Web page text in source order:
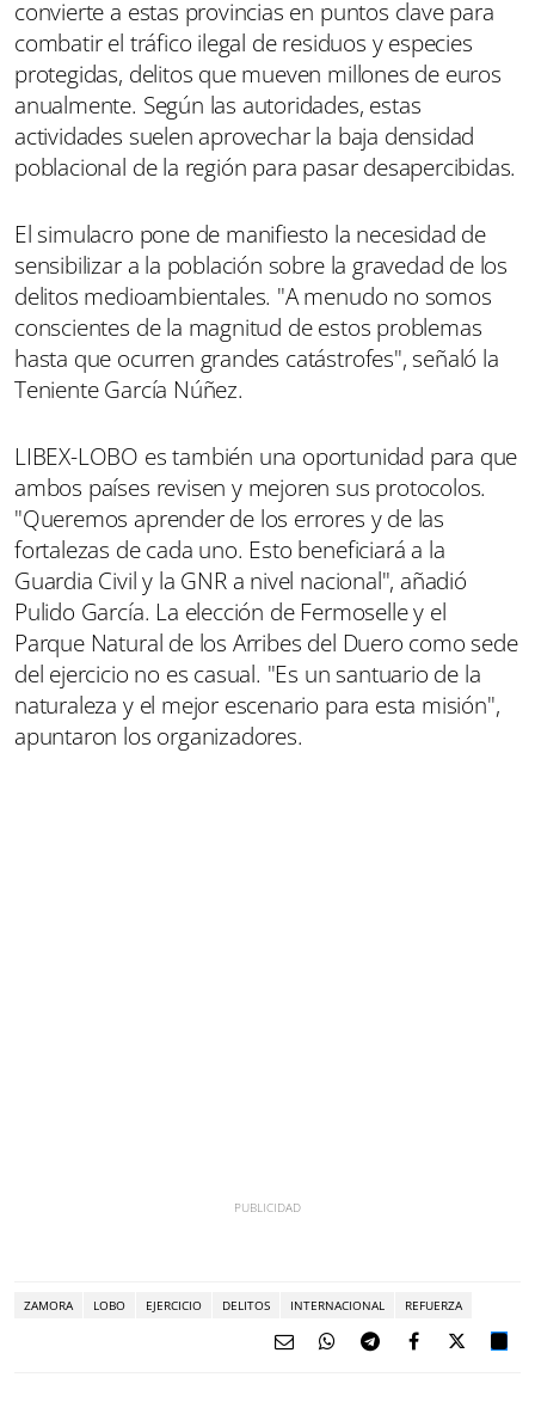
convierte a estas provincias en puntos clave para
combatir el tráfico ilegal de residuos y especies
protegidas, delitos que mueven millones de euros
anualmente. Según las autoridades, estas
actividades suelen aprovechar la baja densidad
poblacional de la región para pasar desapercibidas.
El simulacro pone de manifiesto la necesidad de
sensibilizar a la población sobre la gravedad de los
delitos medioambientales. "A menudo no somos
conscientes de la magnitud de estos problemas
hasta que ocurren grandes catástrofes", señaló la
Teniente García Núñez.
LIBEX-LOBO es también una oportunidad para que
ambos países revisen y mejoren sus protocolos.
"Queremos aprender de los errores y de las
fortalezas de cada uno. Esto beneficiará a la
Guardia Civil y la GNR a nivel nacional", añadió
Pulido García. La elección de Fermoselle y el
Parque Natural de los Arribes del Duero como sede
del ejercicio no es casual. "Es un santuario de la
naturaleza y el mejor escenario para esta misión",
apuntaron los organizadores.
ZAMORA LOBO EJERCICIO DELITOS INTERNACIONAL REFUERZA